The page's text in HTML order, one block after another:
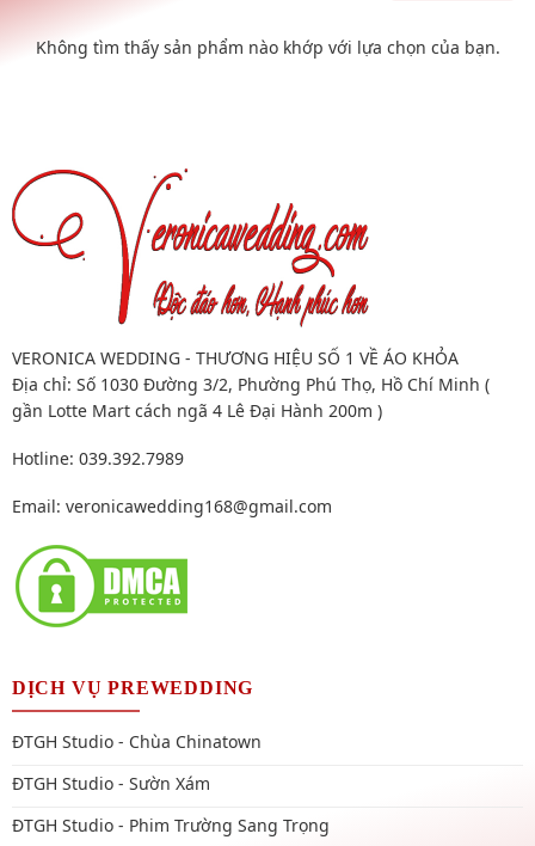
Không tìm thấy sản phẩm nào khớp với lựa chọn của bạn.
VERONICA WEDDING - THƯƠNG HIỆU SỐ 1 VỀ ÁO KHỎA
Địa chỉ: Số 1030 Đường 3/2, Phường Phú Thọ, Hồ Chí Minh (
gần Lotte Mart cách ngã 4 Lê Đại Hành 200m )
Hotline: 039.392.7989
Email: veronicawedding168@gmail.com
DỊCH VỤ PREWEDDING
ĐTGH Studio - Chùa Chinatown
ĐTGH Studio - Sườn Xám
ĐTGH Studio - Phim Trường Sang Trọng